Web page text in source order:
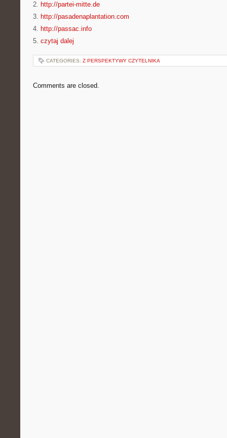
2. http://partei-mitte.de
3. http://pasadenaplantation.com
4. http://passac.info
5. czytaj dalej
CATEGORIES: Z PERSPEKTYWY CZYTELNIKA
Comments are closed.